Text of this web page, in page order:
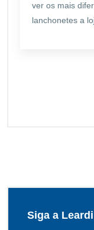
ver os mais
lanchonetes a
Siga a